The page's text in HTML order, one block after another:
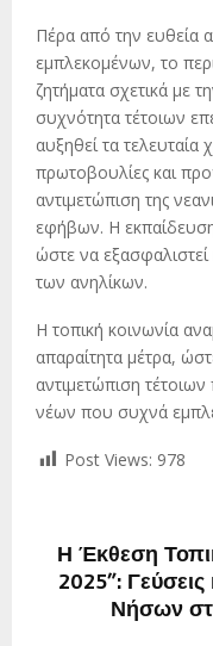
Πέρα από την ευθεία
εμπλεκομένων, το
ζητήματα σχετικά με
συχνότητα τέτοιων
αυξηθεί τα τελευταία
πρωτοβουλίες και
αντιμετώπιση της
εφήβων. Η
ώστε να
των ανηλίκων.
Η τοπική κοινωνία
απαραίτητα μέτρα,
αντιμετώπιση
νέων που συχνά
Post Views: 978
Η Έκθεση
2025”:
Νήσων